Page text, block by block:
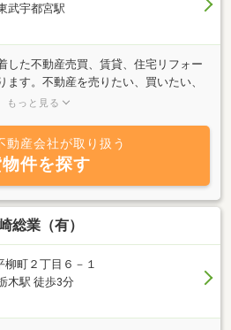
武宇都宮駅
した不動産売買、賃貸、住宅リフォー
ます。不動産を売りたい、買いたい、
、お得な、気に入って頂ける情報をご
た不動産が見つからない」という方は
もっと見る
動産会社が取り扱う
件を探す
業（有）
柳町２丁目６－１
木駅 徒歩3分